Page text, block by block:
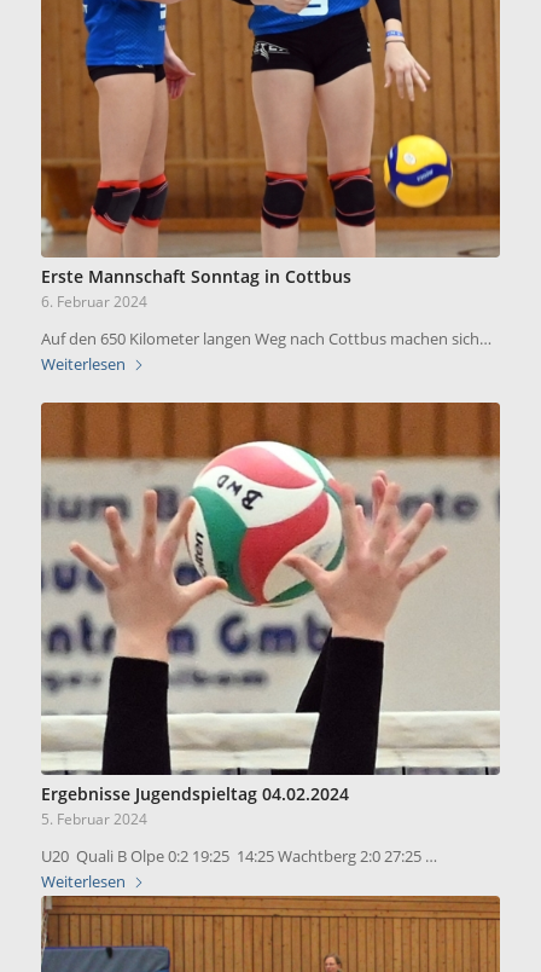
Erste Mannschaft Sonntag in Cottbus
6. Februar 2024
Auf den 650 Kilometer langen Weg nach Cottbus machen sich…
Weiterlesen
Ergebnisse Jugendspieltag 04.02.2024
5. Februar 2024
U20 Quali B Olpe 0:2 19:25 14:25 Wachtberg 2:0 27:25 …
Weiterlesen